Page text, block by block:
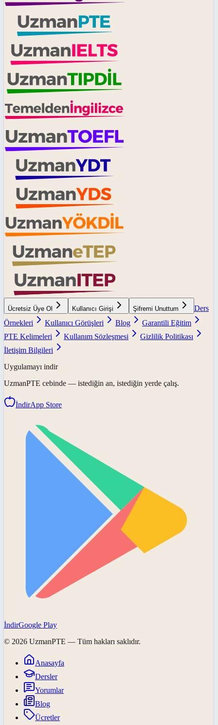
Ücretsiz Üye Ol Kullanıcı Girişi Şifremi Unuttum
Ders
Örnekleri
Kullanıcı Görüşleri Blog
Garantili Eğitim
PTE Kelimeleri
Kullanım Sözleşmesi
Gizlilik Politikası
İletişim Bilgileri
Uygulamayı indir
UzmanPTE cebinde — istediğin an, istediğin yerde çalış.
İndirApp Store
İndirGoogle Play
© 2026 UzmanPTE — Tüm hakları saklıdır.
Anasayfa
Dersler
Yorumlar
Blog
Ücretler